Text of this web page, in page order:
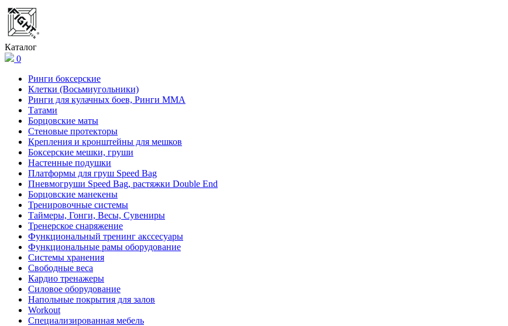
Каталог
0
Ринги боксерские
Клетки (Восьмиугольники)
Ринги для кулачных боев, Ринги ММА
Татами
Борцовские маты
Стеновые протекторы
Крепления и кронштейны для мешков
Боксерские мешки, груши
Настенные подушки
Платформы для груш Speed Bag
Пневмогруши Speed Bag, растяжки Double End
Борцовские манекены
Тренировочные системы
Таймеры, Гонги, Весы, Сувениры
Тренерское снаряжение
Функциональный тренинг акссесуары
Функциональные рамы оборудование
Системы хранения
Свободные веса
Кардио тренажеры
Силовое оборудование
Напольные покрытия для залов
Workout
Специализированная мебель